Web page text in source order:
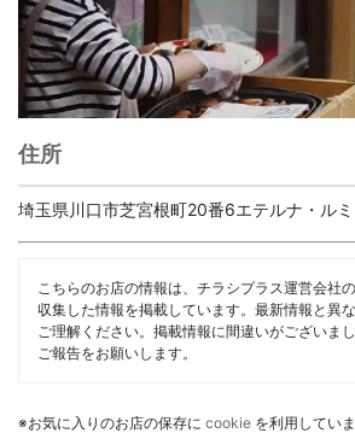
住所
埼玉県川口市芝宮根町20番6エテルナ・ル
こちらのお店の情報は、チラシプラス運営会社
収集した情報を掲載しています。最新情報と異
ご理解ください。掲載情報に間違いがございま
ご報告をお願いします。
※お気に入りのお店の保存に cookie を利用していま